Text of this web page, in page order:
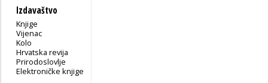
Izdavaštvo
Knjige
Vijenac
Kolo
Hrvatska revija
Prirodoslovlje
Elektroničke knjige